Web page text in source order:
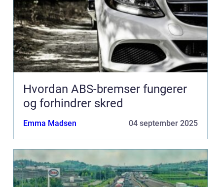
Hvordan ABS-bremser fungerer
og forhindrer skred
Emma Madsen 04 september 2025